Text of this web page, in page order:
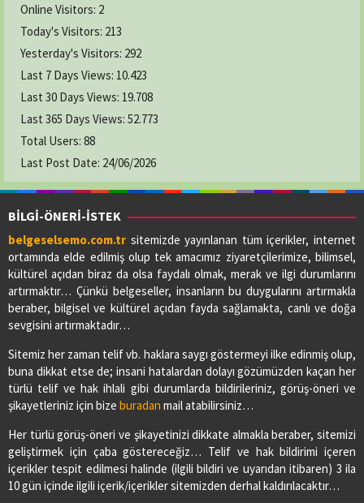
Online Visitors: 2
Today's Visitors: 213
Yesterday's Visitors: 292
Last 7 Days Views: 10.423
Last 30 Days Views: 19.708
Last 365 Days Views: 52.773
Total Users: 88
Last Post Date: 24/06/2026
BİLGİ-ÖNERİ-İSTEK
belgeselsemo.com.tr sitemizde yayınlanan tüm içerikler, internet
ortamında elde edilmiş olup tek amacımız ziyaretçilerimize, bilimsel,
kültürel açıdan biraz da olsa faydalı olmak, merak ve ilgi durumlarını
artırmaktır… Çünkü belgeseller, insanların bu duygularını artırmakla
beraber, bilgisel ve kültürel açıdan fayda sağlamakta, canlı ve doğa
sevgisini artırmaktadır…
Sitemiz her zaman telif vb. haklara saygı göstermeyi ilke edinmiş olup,
buna dikkat etse de; insani hatalardan dolayı gözümüzden kaçan her
türlü telif ve hak ihlali gibi durumlarda bildirileriniz, görüş-öneri ve
şikayetleriniz için bize buradan mail atabilirsiniz…
Her türlü görüş-öneri ve şikayetinizi dikkate almakla beraber, sitemizi
geliştirmek için çaba göstereceğiz… Telif ve hak bildirimi içeren
içerikler tespit edilmesi halinde (ilgili bildiri ve uyarıdan itibaren) 3 ila
10 gün içinde ilgili içerik/içerikler sitemizden derhal kaldırılacaktır…